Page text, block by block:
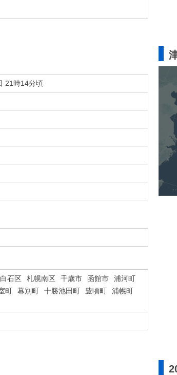
21時14分頃
石区 札幌南区 千歳市 函館市
浦河町
町 幕別町 十勝池田町 豊頃町
浦幌町